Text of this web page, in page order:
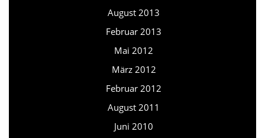
August 2013
Februar 2013
Mai 2012
März 2012
Februar 2012
August 2011
Juni 2010